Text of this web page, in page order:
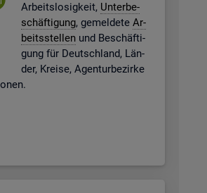
Ar­beits­lo­sig­keit, Un­ter­be­
schäf­ti­gung, ge­mel­de­teAr­
beits­stel­len und Be­schäf­ti­
gung für Deutsch­land, Län­
der, Krei­se, Agen­tur­be­zir­ke